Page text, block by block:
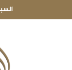
2026-08-"مجمع الأعمال" ..